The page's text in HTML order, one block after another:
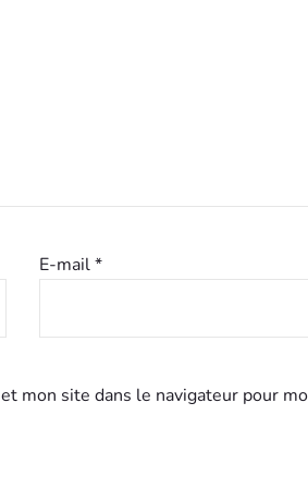
E-mail*
mon site dans le navigateur pour